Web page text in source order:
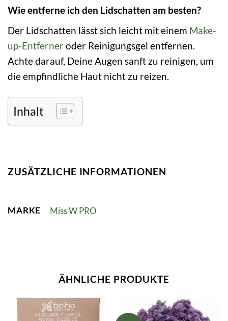
Wie entferne ich den Lidschatten am besten?
Der Lidschatten lässt sich leicht mit einem Make-
up-Entferneroder Reinigungsgel entfernen.
Achte darauf, Deine Augen sanft zu reinigen, um
die empfindliche Haut nicht zu reizen.
Inhalt
ZUSÄTZLICHE INFORMATIONEN
MARKE Miss W PRO
ÄHNLICHE PRODUKTE